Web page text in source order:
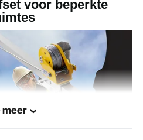
voor beperkte
meer